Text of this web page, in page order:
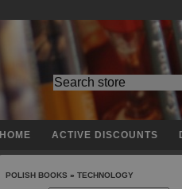
HOME ACTIVE DISCOUNTS
POLISH BOOKS » TECHNOLOGY